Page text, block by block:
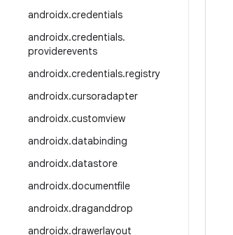
androidx.credentials
androidx.credentials.
providerevents
androidx.credentials.registry
androidx.cursoradapter
androidx.customview
androidx.databinding
androidx.datastore
androidx.documentfile
androidx.draganddrop
androidx.drawerlayout